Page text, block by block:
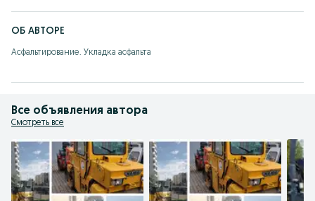
ОБ АВТОРЕ
Асфальтирование. Укладка асфальта
Все объявления автора
Смотреть все